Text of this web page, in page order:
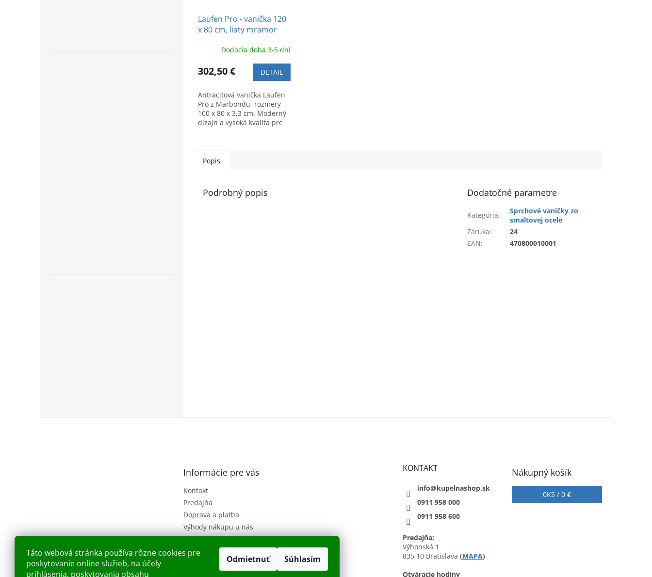
Táto webová stránka používa rôzne cookies pre
poskytovanie online služieb, na účely
prihlásenia, poskytovania obsahu
Odmietnuť Súhlasím
Laufen Pro - vanička 120
x 80 cm, liaty mramor
Dodacia doba 3-5 dní
302,50 € DETAIL
Antracitová vanička Laufen
Pro z Marbondu, rozmery
100 x 80 x 3,3 cm. Moderný
dizajn a vysoká kvalita pre
Popis
Podrobný popis Dodatočné parametre
Kategória:
Sprchové vaničky zo
smaltovej ocele
Záruka:
24
EAN: 470800010001
Informácie pre vás
Kontakt
Predajňa
Doprava a platba
Výhody nákupu u nás
Obchodné podmienky
Ochrana osobných údajov
Náš príbeh
KONTAKT
info@kupelnashop.sk
0911 958 000
0911 958 600
Predajňa:
Výhonská 1
835 10 Bratislava (MAPA)
Otváracie hodiny
Nákupný košík
0KS /0 €